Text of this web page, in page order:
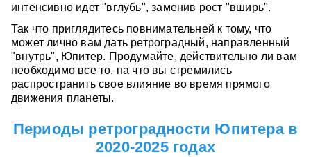
интенсивно идет "вглубь", заменив рост "вширь".
Так что приглядитесь повнимательней к тому, что
может лично вам дать ретроградный, направленный
"внутрь", Юпитер. Продумайте, действительно ли вам
необходимо все то, на что вы стремились
распространить свое влияние во время прямого
движения планеты.
Периоды ретроградности Юпитера в
2020-2025 годах